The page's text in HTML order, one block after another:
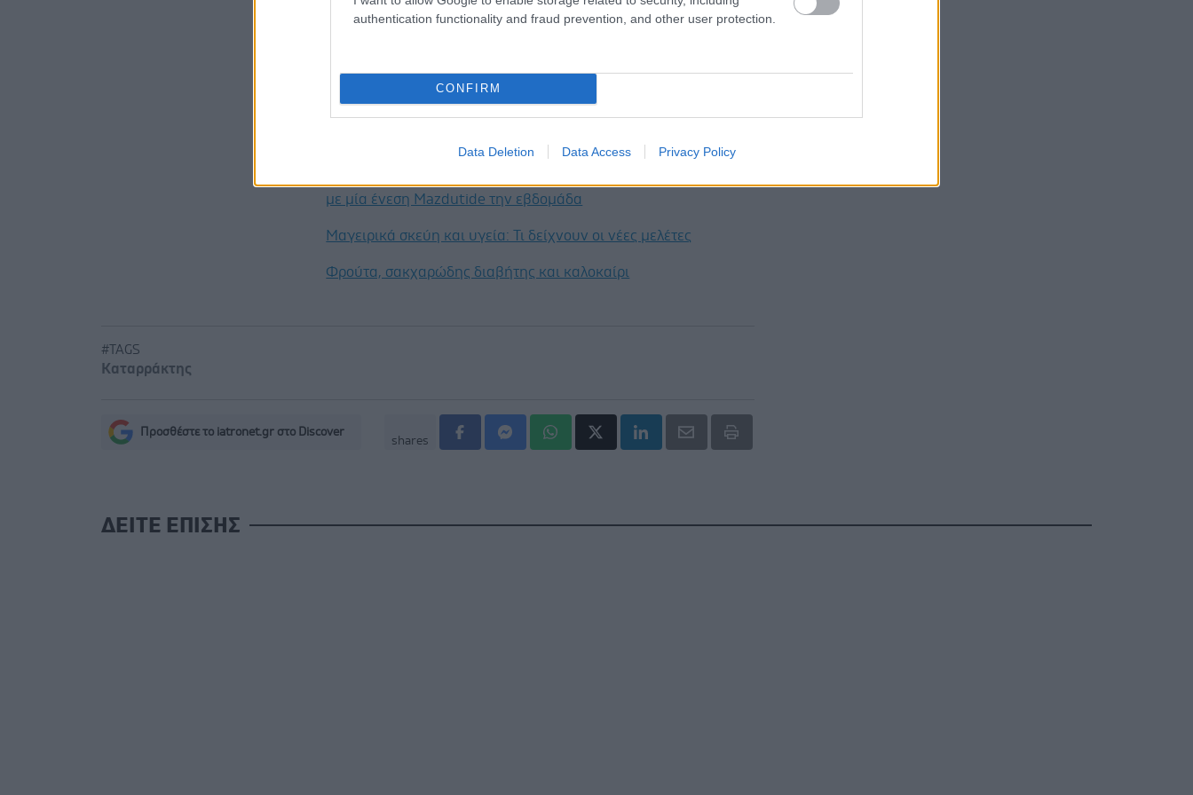
authentication functionality and fraud prevention, and other user protection.
CONFIRM
Data Deletion Data Access Privacy Policy
Στη Ρουμανία και τη Βουλγαρία, η πλειονότητα των ασθενών
με μία ένεση Mazdutide την εβδομάδα
Μαγειρικά σκεύη και υγεία: Τι δείχνουν οι νέες μελέτες
Φρούτα, σακχαρώδης διαβήτης και καλοκαίρι
#TAGS
Καταρράκτης
Προσθέστε το iatronet.gr στο Discover
shares
ΔΕΙΤΕ ΕΠΙΣΗΣ